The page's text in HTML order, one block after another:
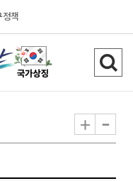
정책
검
색
기
+ -